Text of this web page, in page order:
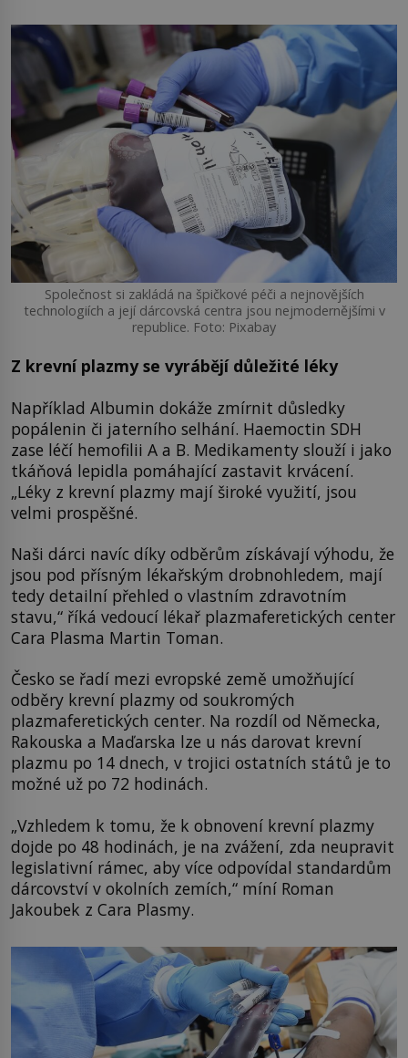
Společnost si zakládá na špičkové péči a nejnovějších
technologiích a její dárcovská centra jsou nejmodernějšími v
republice. Foto: Pixabay
Z krevní plazmy se vyrábějí důležité léky
Například Albumin dokáže zmírnit důsledky
popálenin či jaterního selhání. Haemoctin SDH
zase léčí hemofilii A a B. Medikamenty slouží i jako
tkáňová lepidla pomáhající zastavit krvácení.
„Léky z krevní plazmy mají široké využití, jsou
velmi prospěšné.
Naši dárci navíc díky odběrům získávají výhodu, že
jsou pod přísným lékařským drobnohledem, mají
tedy detailní přehled o vlastním zdravotním
stavu,“ říká vedoucí lékař plazmaferetických center
Cara Plasma Martin Toman.
Česko se řadí mezi evropské země umožňující
odběry krevní plazmy od soukromých
plazmaferetických center. Na rozdíl od Německa,
Rakouska a Maďarska lze u nás darovat krevní
plazmu po 14 dnech, v trojici ostatních států je to
možné už po 72 hodinách.
„Vzhledem k tomu, že k obnovení krevní plazmy
dojde po 48 hodinách, je na zvážení, zda neupravit
legislativní rámec, aby více odpovídal standardům
dárcovství v okolních zemích,“ míní Roman
Jakoubek z Cara Plasmy.